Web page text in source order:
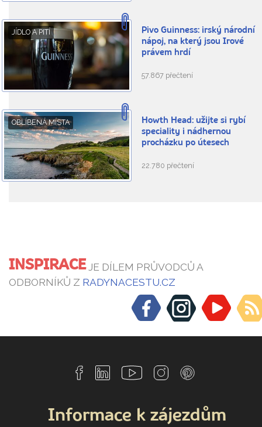
JÍDLO A PITÍ
Pivo Guinness: irský národní
nápoj, na který jsou Irové
právem hrdí
57.867 přečtení
OBLÍBENÁ MÍSTA
Howth Head: užijte si rybí
speciality i nádhernou
procházku po útesech
22.780 přečtení
INSPIRACEJE DÍLEM PRŮVODCŮ A
ODBORNÍKŮ Z RADYNACESTU.CZ
Informace k zájezdům